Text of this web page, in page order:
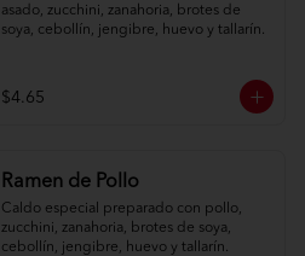
asado, zucchini, zanahoria, brotes de
soya, cebollín, jengibre, huevo y tallarín.
$4.65
Ramen de Pollo
Caldo especial preparado con pollo,
zucchini, zanahoria, brotes de soya,
cebollín, jengibre, huevo y tallarín.